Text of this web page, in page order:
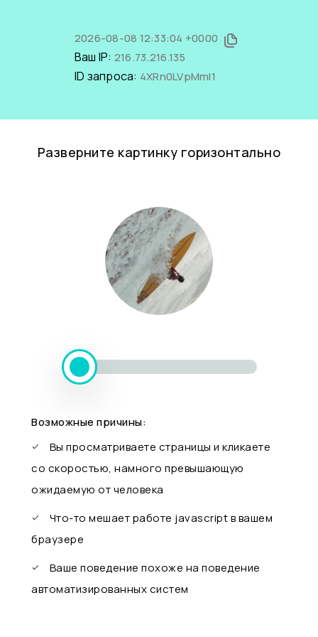
2026-08-08 12:33:04 +0000
Ваш IP: 216.73.216.135
ID запроса: 4XRn0LVpMmI1
Разверните картинку горизонтально
Возможные причины:
Вы просматриваете страницы и кликаете
со скоростью, намного превышающую
ожидаемую от человека
Что-то мешает работе javascript в вашем
браузере
Ваше поведение похоже на поведение
автоматизированных систем